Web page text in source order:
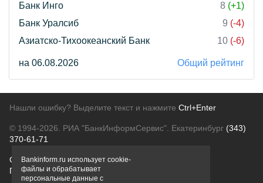
Банк Инго
8 (+1)
Банк Уралсиб
9 (-4)
Азиатско-Тихоокеанский Банк
10 (-6)
на 06.08.2026 Общий рейтинг
Нашли ошибку? Выделите текст и нажмите Ctrl+Enter
© 1994-2026. РИА "БанкИнформСервис". Екатеринбург (343)
370-61-71
О проектеПолитика конфиденциальности
Правовая информацияДля рекламодателей
Bankinform.ru использует cookie-
файлы и обрабатывает
персональные данные с